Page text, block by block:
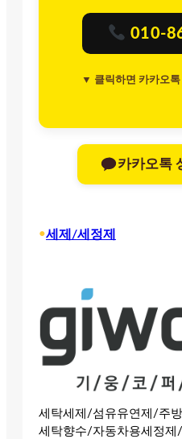
010-
▼ 클릭하면 카카오
카카오톡
•세제/세정제
세탁세제/섬유유연제/주
세탁향수/자동차용세정제